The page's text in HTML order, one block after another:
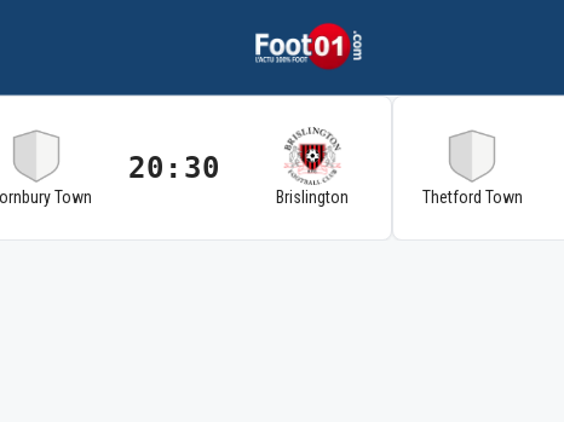
Town
20:30
Brislington Thetford Town